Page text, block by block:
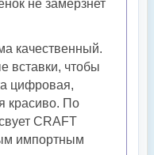
не замерзнет
качественный.
вставки, чтобы
цифровая,
красиво. По
CRAFT
импортным